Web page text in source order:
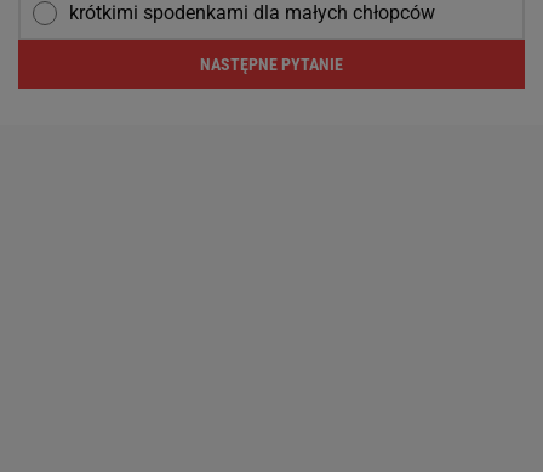
krótkimi spodenkami dla małych chłopców
NASTĘPNE PYTANIE